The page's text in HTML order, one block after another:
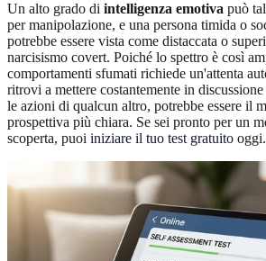
Un alto grado di intelligenza emotiva può
per manipolazione, e una persona timida o
potrebbe essere vista come distaccata o
narcisismo covert. Poiché lo spettro è così
comportamenti sfumati richiede un'attenta
ritrovi a mettere costantemente in
le azioni di qualcun altro, potrebbe essere il
prospettiva più chiara. Se sei pronto per un
scoperta, puoi iniziare il tuo test gratuito oggi.